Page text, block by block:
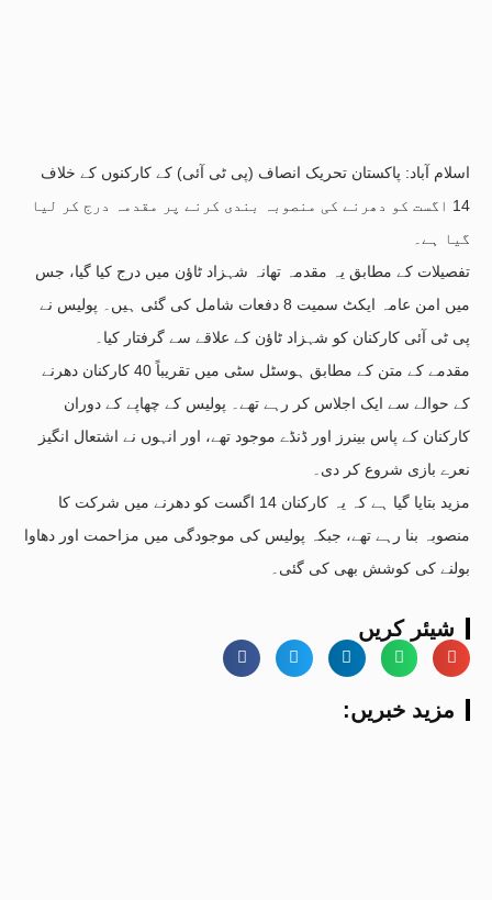
اسلام آباد: پاکستان تحریک انصاف (پی ٹی آئی) کے کارکنوں کے خلاف
14 اگست کو دھرنے کی منصوبہ بندی کرنے پر مقدمہ درج کر لیا
گیا ہے۔
تفصیلات کے مطابق یہ مقدمہ تھانہ شہزاد ٹاؤن میں درج کیا گیا، جس
میں امن عامہ ایکٹ سمیت 8 دفعات شامل کی گئی ہیں۔ پولیس نے
پی ٹی آئی کارکنان کو شہزاد ٹاؤن کے علاقے سے گرفتار کیا۔
مقدمے کے متن کے مطابق ہوسٹل سٹی میں تقریباً 40 کارکنان دھرنے
کے حوالے سے ایک اجلاس کر رہے تھے۔ پولیس کے چھاپے کے دوران
کارکنان کے پاس بینرز اور ڈنڈے موجود تھے، اور انہوں نے اشتعال انگیز
نعرے بازی شروع کر دی۔
مزید بتایا گیا ہے کہ یہ کارکنان 14 اگست کو دھرنے میں شرکت کا
منصوبہ بنا رہے تھے، جبکہ پولیس کی موجودگی میں مزاحمت اور دھاوا
بولنے کی کوشش بھی کی گئی۔
شیئر کریں
:مزید خبریں